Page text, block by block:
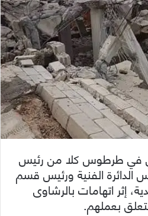
في طرطوس كلا من رئيس
الدائرة الفنية ورئيس قسم
إثر اتهامات بالرشاوى
بعملهم.